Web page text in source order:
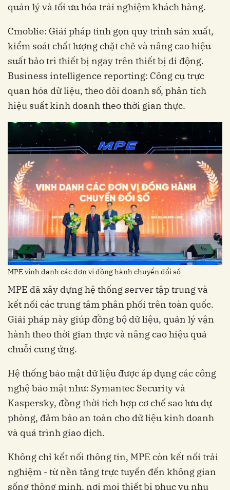
quản lý và tối ưu hóa trải nghiệm khách hàng.
Cmoblie: Giải pháp tinh gọn quy trình sản xuất,
kiểm soát chất lượng chặt chẽ và nâng cao hiệu
suất bảo trì thiết bị ngay trên thiết bị di động.
Business intelligence reporting: Công cụ trực
quan hóa dữ liệu, theo dõi doanh số, phân tích
hiệu suất kinh doanh theo thời gian thực.
MPE vinh danh các đơn vị đồng hành chuyển đổi số
MPE đã xây dựng hệ thống server tập trung và
kết nối các trung tâm phân phối trên toàn quốc.
Giải pháp này giúp đồng bộ dữ liệu, quản lý vận
hành theo thời gian thực và nâng cao hiệu quả
chuỗi cung ứng.
Hệ thống bảo mật dữ liệu được áp dụng các công
nghệ bảo mật như: Symantec Security và
Kaspersky, đồng thời tích hợp cơ chế sao lưu dự
phòng, đảm bảo an toàn cho dữ liệu kinh doanh
và quá trình giao dịch.
Không chỉ kết nối thông tin, MPE còn kết nối trải
nghiệm - từ nền tảng trực tuyến đến không gian
sống thông minh, nơi mọi thiết bị phục vụ nhu